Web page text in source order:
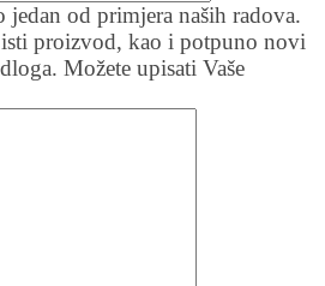
od primjera naših radova.
proizvod, kao i potpuno novi
Možete upisati Vaše